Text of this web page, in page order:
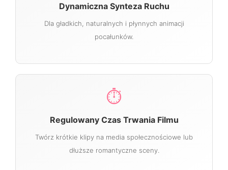
Dynamiczna Synteza Ruchu
Dla gładkich, naturalnych i płynnych animacji
pocałunków.
⏱️
Regulowany Czas Trwania Filmu
Twórz krótkie klipy na media społecznościowe lub
dłuższe romantyczne sceny.